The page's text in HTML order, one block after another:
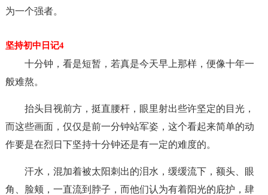
为一个强者。
坚持初中日记4
十分钟，看是短暂，若真是今天早上那样，便像十年一
般难熬。
抬头目视前方，挺直腰杆，眼里射出些许坚定的目光，
而这些画面，仅仅是前一分钟站军姿，这个看起来简单的动
作要是在烈日下坚持十分钟还是有一定的难度的。
汗水，混加着被太阳刺出的泪水，缓缓流下，额头、眼
角、脸颊，一直流到脖子，而他们认为有着阳光的庇护，肆